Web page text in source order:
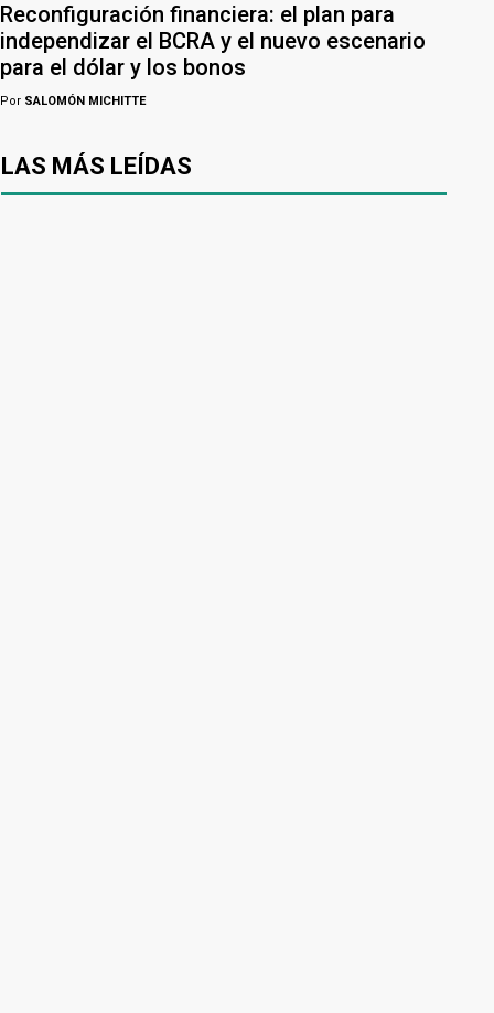
Reconfiguración financiera: el plan para
independizar el BCRA y el nuevo escenario
para el dólar y los bonos
Por SALOMÓN MICHITTE
LAS MÁS LEÍDAS